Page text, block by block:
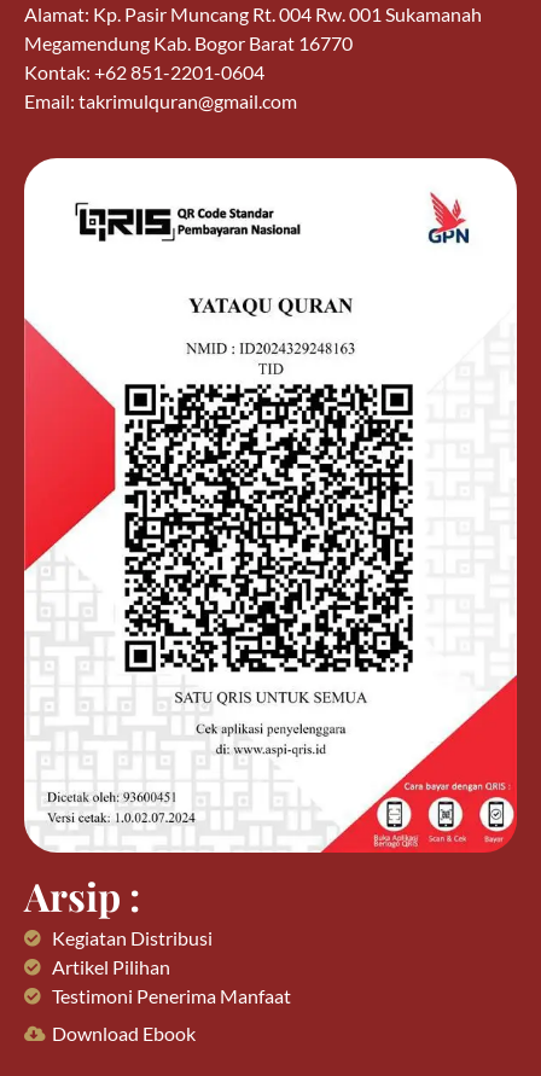
Alamat: Kp. Pasir Muncang Rt. 004 Rw. 001 Sukamanah
Megamendung Kab. Bogor Barat 16770
Kontak: +62 851-2201-0604
Email: takrimulquran@gmail.com
Arsip :
Kegiatan Distribusi
Artikel Pilihan
Testimoni Penerima Manfaat
Download Ebook